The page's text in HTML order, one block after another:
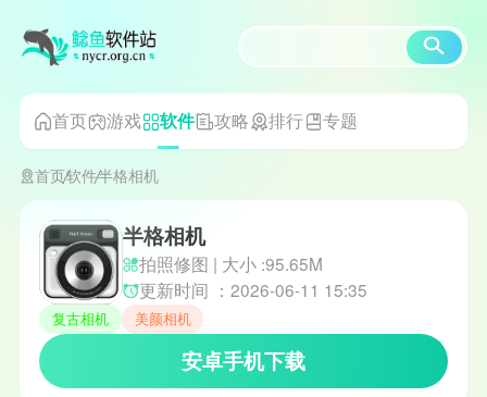
首页 游戏 软件 攻略 排行 专题
首页软件半格相机
半格相机
拍照修图 | 大小 :95.65M
更新时间 ：2026-06-11 15:35
复古相机 美颜相机
安卓手机下载